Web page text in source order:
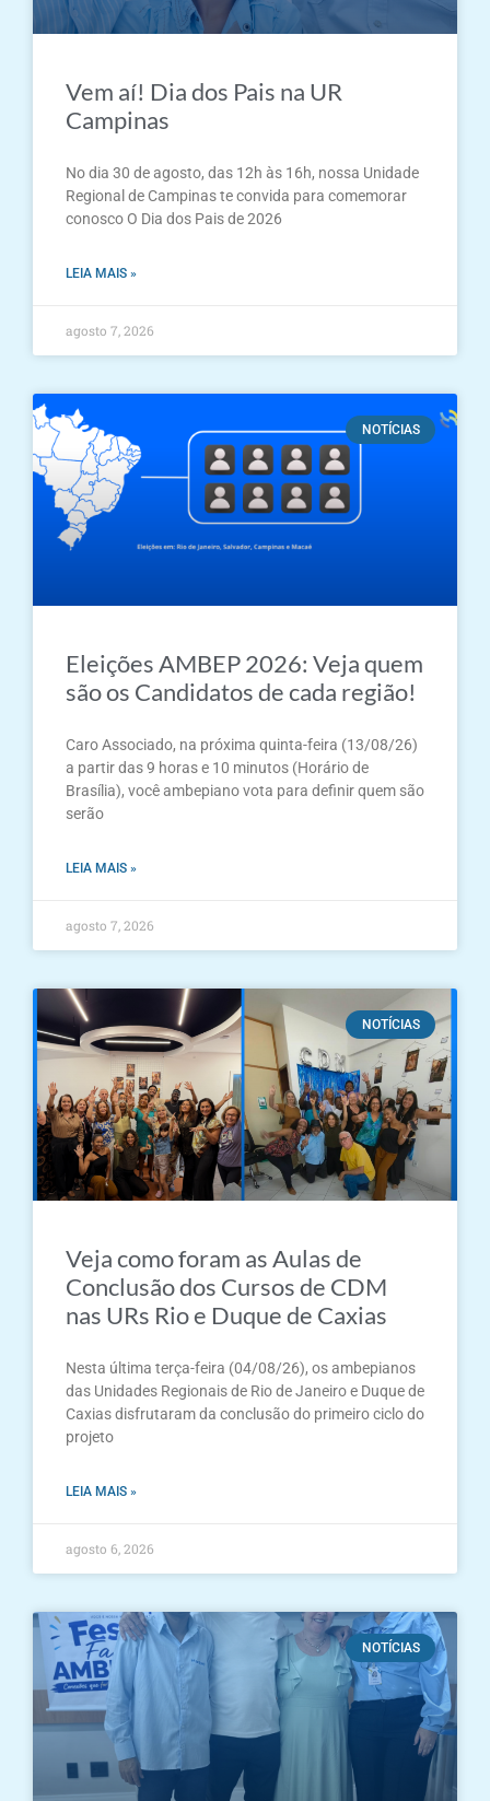
Vem aí! Dia dos Pais na UR
Campinas
No dia 30 de agosto, das 12h às 16h, nossa Unidade
Regional de Campinas te convida para comemorar
conosco O Dia dos Pais de 2026
LEIA MAIS »
agosto 7, 2026
NOTÍCIAS
Eleições AMBEP 2026: Veja quem
são os Candidatos de cada região!
Caro Associado, na próxima quinta-feira (13/08/26)
a partir das 9 horas e 10 minutos (Horário de
Brasília), você ambepiano vota para definir quem são
serão
LEIA MAIS »
agosto 7, 2026
NOTÍCIAS
Veja como foram as Aulas de
Conclusão dos Cursos de CDM
nas URs Rio e Duque de Caxias
Nesta última terça-feira (04/08/26), os ambepianos
das Unidades Regionais de Rio de Janeiro e Duque de
Caxias disfrutaram da conclusão do primeiro ciclo do
projeto
LEIA MAIS »
agosto 6, 2026
NOTÍCIAS